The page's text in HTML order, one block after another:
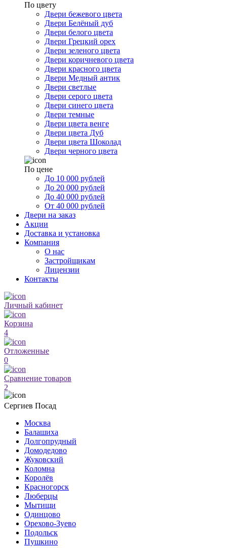
По цвету
Двери бежевого цвета
Двери Белёный дуб
Двери белого цвета
Двери Грецкий орех
Двери зеленого цвета
Двери коричневого цвета
Двери красного цвета
Двери Медный антик
Двери светлые
Двери серого цвета
Двери синего цвета
Двери темные
Двери цвета венге
Двери цвета Дуб
Двери цвета Шоколад
Двери черного цвета
По цене
До 10 000 рублей
До 20 000 рублей
До 40 000 рублей
От 40 000 рублей
Двери на заказ
Акции
Доставка и установка
Компания
О нас
Застройщикам
Лицензии
Контакты
Личный кабинет
Корзина
4
Отложенные
0
Сравнение товаров
2
Сергиев Посад
Москва
Балашиха
Долгопрудный
Домодедово
Жуковский
Коломна
Королёв
Красногорск
Люберцы
Мытищи
Одинцово
Орехово-Зуево
Подольск
Пушкино